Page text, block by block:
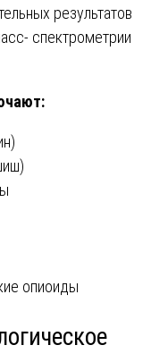
результатов
спектрометрии
опиоиды